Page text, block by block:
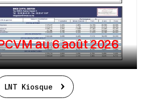
au 6 août 2026
LNT Kiosque